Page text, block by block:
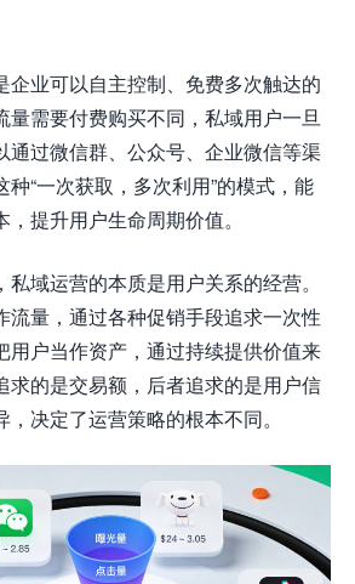
企业可以自主控制、免费多次触达的
量需要付费购买不同，私域用户一旦
通过微信群、公众号、企业微信等渠
“一次获取，多次利用”的模式，能
提升用户生命周期价值。
私域运营的本质是用户关系的经营。
流量，通过各种促销手段追求一次性
用户当作资产，通过持续提供价值来
求的是交易额，后者追求的是用户信
决定了运营策略的根本不同。